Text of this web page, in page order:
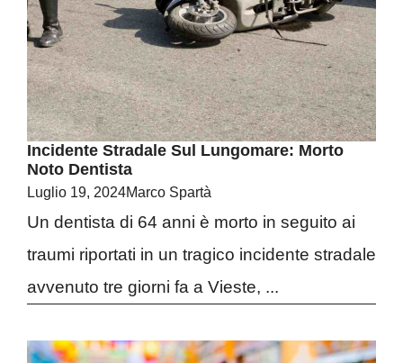
Incidente Stradale Sul Lungomare: Morto
Noto Dentista
Luglio 19, 2024Marco Spartà
Un dentista di 64 anni è morto in seguito ai
traumi riportati in un tragico incidente stradale
avvenuto tre giorni fa a Vieste, ...